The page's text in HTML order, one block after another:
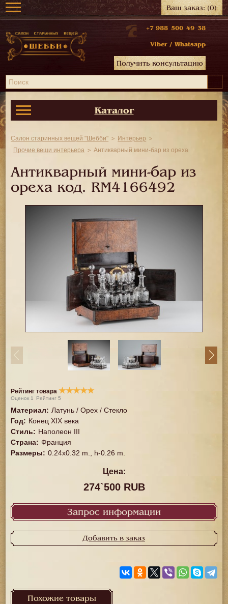
Ваш заказ:(0)
+7 988 500 49 38
Viber / Whatsapp
Получить консультацию
Каталог
Салон старинных вещей "Шебби"
Интерьер
Прочие вещи интерьера
Антикварный мини-бар из ореха
Антикварный мини-бар из
ореха код. RM4166492
Рейтинг товара ★★★★★
Оценок 1 Рейтинг5
Материал: Латунь / Орех / Стекло
Год: Конец XIX века
Стиль: Наполеон III
Страна: Франция
Размеры: 0.24x0.32 m., h-0.26 m.
Цена:
274`500 RUB
Запрос информации
Добавить в заказ
Похожие товары